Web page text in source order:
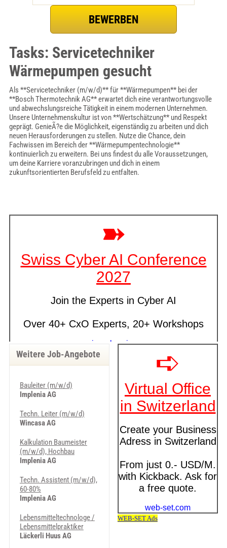
Tasks: Servicetechniker
Wärmepumpen gesucht
Als **Servicetechniker (m/w/d)** für **Wärmepumpen** bei der
**Bosch Thermotechnik AG** erwartet dich eine verantwortungsvolle
und abwechslungsreiche Tätigkeit in einem modernen Unternehmen.
Unsere Unternehmenskultur ist von **Wertschätzung** und Respekt
geprägt. GenieÃ?e die Möglichkeit, eigenständig zu arbeiten und dich
neuen Herausforderungen zu stellen. Nutze die Chance, dein
Fachwissen im Bereich der **Wärmepumpentechnologie**
kontinuierlich zu erweitern. Bei uns findest du alle Voraussetzungen,
um deine Karriere voranzubringen und dich in einem
zukunftsorientierten Berufsfeld zu entfalten.
Weitere Job-Angebote
Bauleiter (m/w/d)
Implenia AG
Techn. Leiter (m/w/d)
Wincasa AG
Kalkulation Baumeister
(m/w/d), Hochbau
Implenia AG
Techn. Assistent (m/w/d),
60-80%
Implenia AG
Lebensmitteltechnologe /
Lebensmittelpraktiker
Läckerli Huus AG